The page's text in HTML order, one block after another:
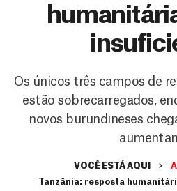
Os únicos três campos de
estão sobrecarregados,
novos burundineses
VOCÊ ESTÁ AQUI
Tanzânia: resposta